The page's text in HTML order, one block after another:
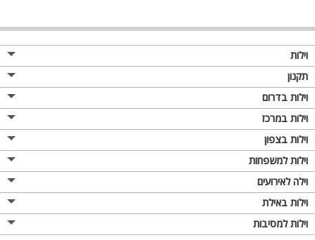
וילות
תקנון
וילות בדרום
וילות במרכז
וילות בצפון
וילות למשפחות
וילה לאירועים
וילות באילת
וילות למסיבות